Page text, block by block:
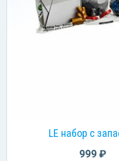
LE набор с
999 ₽